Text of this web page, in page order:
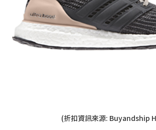
(折扣資訊來源: Buyandship